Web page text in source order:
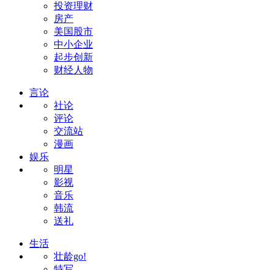
投资理财
房产
美国股市
中小企业
起步创新
财经人物
言论
社论
评论
交流站
漫画
娱乐
明星
影视
音乐
韩流
送礼
生活
壮龄go!